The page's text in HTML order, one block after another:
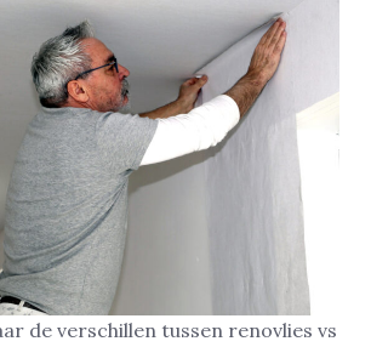
de verschillen tussen renovlies vs